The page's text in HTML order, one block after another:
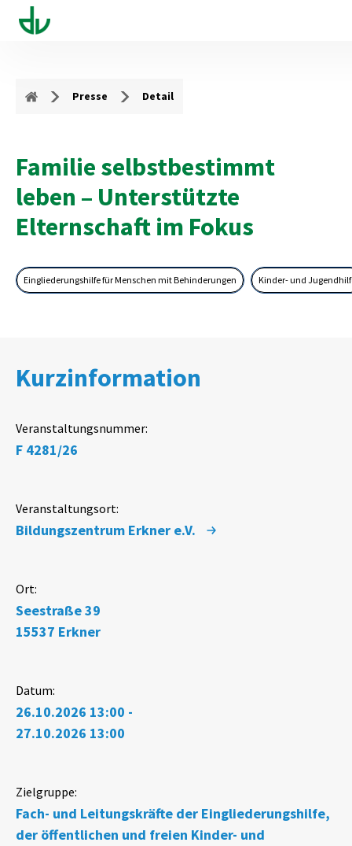
Presse Detail
Familie selbstbestimmt
leben – Unterstützte
Elternschaft im Fokus
Eingliederungshilfe für Menschen mit Behinderungen Kinder- und
Kurzinformation
Veranstaltungsnummer:
F 4281/26
Veranstaltungsort:
Bildungszentrum Erkner e.V.
Ort:
Seestraße 39
15537 Erkner
Datum:
26.10.2026 13:00 -
27.10.2026 13:00
Zielgruppe:
Fach- und Leitungskräfte der Eingliederungshilfe,
der öffentlichen und freien Kinder- und